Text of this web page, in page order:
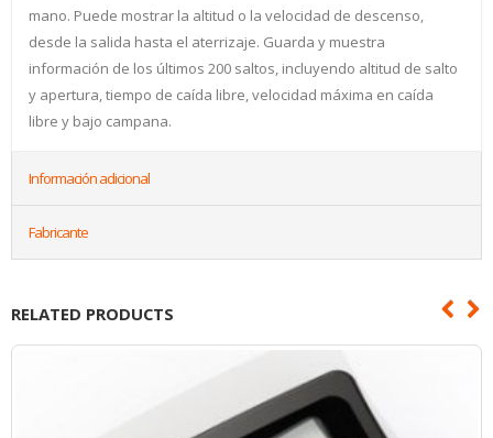
mano. Puede mostrar la altitud o la velocidad de descenso,
desde la salida hasta el aterrizaje. Guarda y muestra
información de los últimos 200 saltos, incluyendo altitud de salto
y apertura, tiempo de caída libre, velocidad máxima en caída
libre y bajo campana.
Información adicional
Fabricante
RELATED PRODUCTS